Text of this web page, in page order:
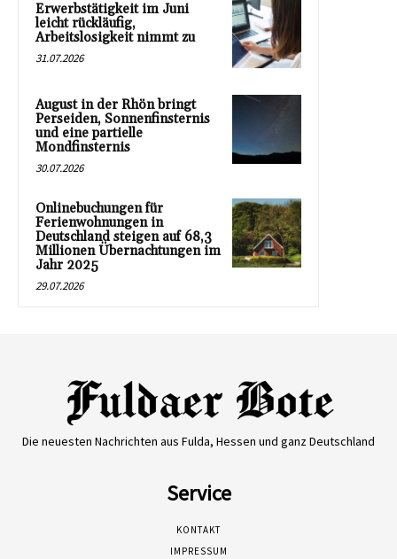
Erwerbstätigkeit im Juni
leicht rückläufig,
Arbeitslosigkeit nimmt zu
31.07.2026
August in der Rhön bringt
Perseiden, Sonnenfinsternis
und eine partielle
Mondfinsternis
30.07.2026
Onlinebuchungen für
Ferienwohnungen in
Deutschland steigen auf 68,3
Millionen Übernachtungen im
Jahr 2025
29.07.2026
Die neuesten Nachrichten aus Fulda, Hessen und ganz Deutschland
Service
KONTAKT
IMPRESSUM